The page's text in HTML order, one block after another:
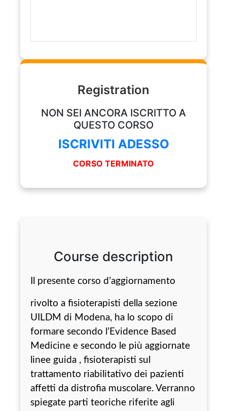
Registration
NON SEI ANCORA ISCRITTO A
QUESTO CORSO
ISCRIVITI ADESSO
CORSO TERMINATO
Course description
Il presente corso d’aggiornamento
rivolto a fisioterapisti della sezione
UILDM di Modena, ha lo scopo di
formare secondo l’Evidence Based
Medicine e secondo le più aggiornate
linee guida , fisioterapisti sul
trattamento riabilitativo dei pazienti
affetti da distrofia muscolare. Verranno
spiegate parti teoriche riferite agli